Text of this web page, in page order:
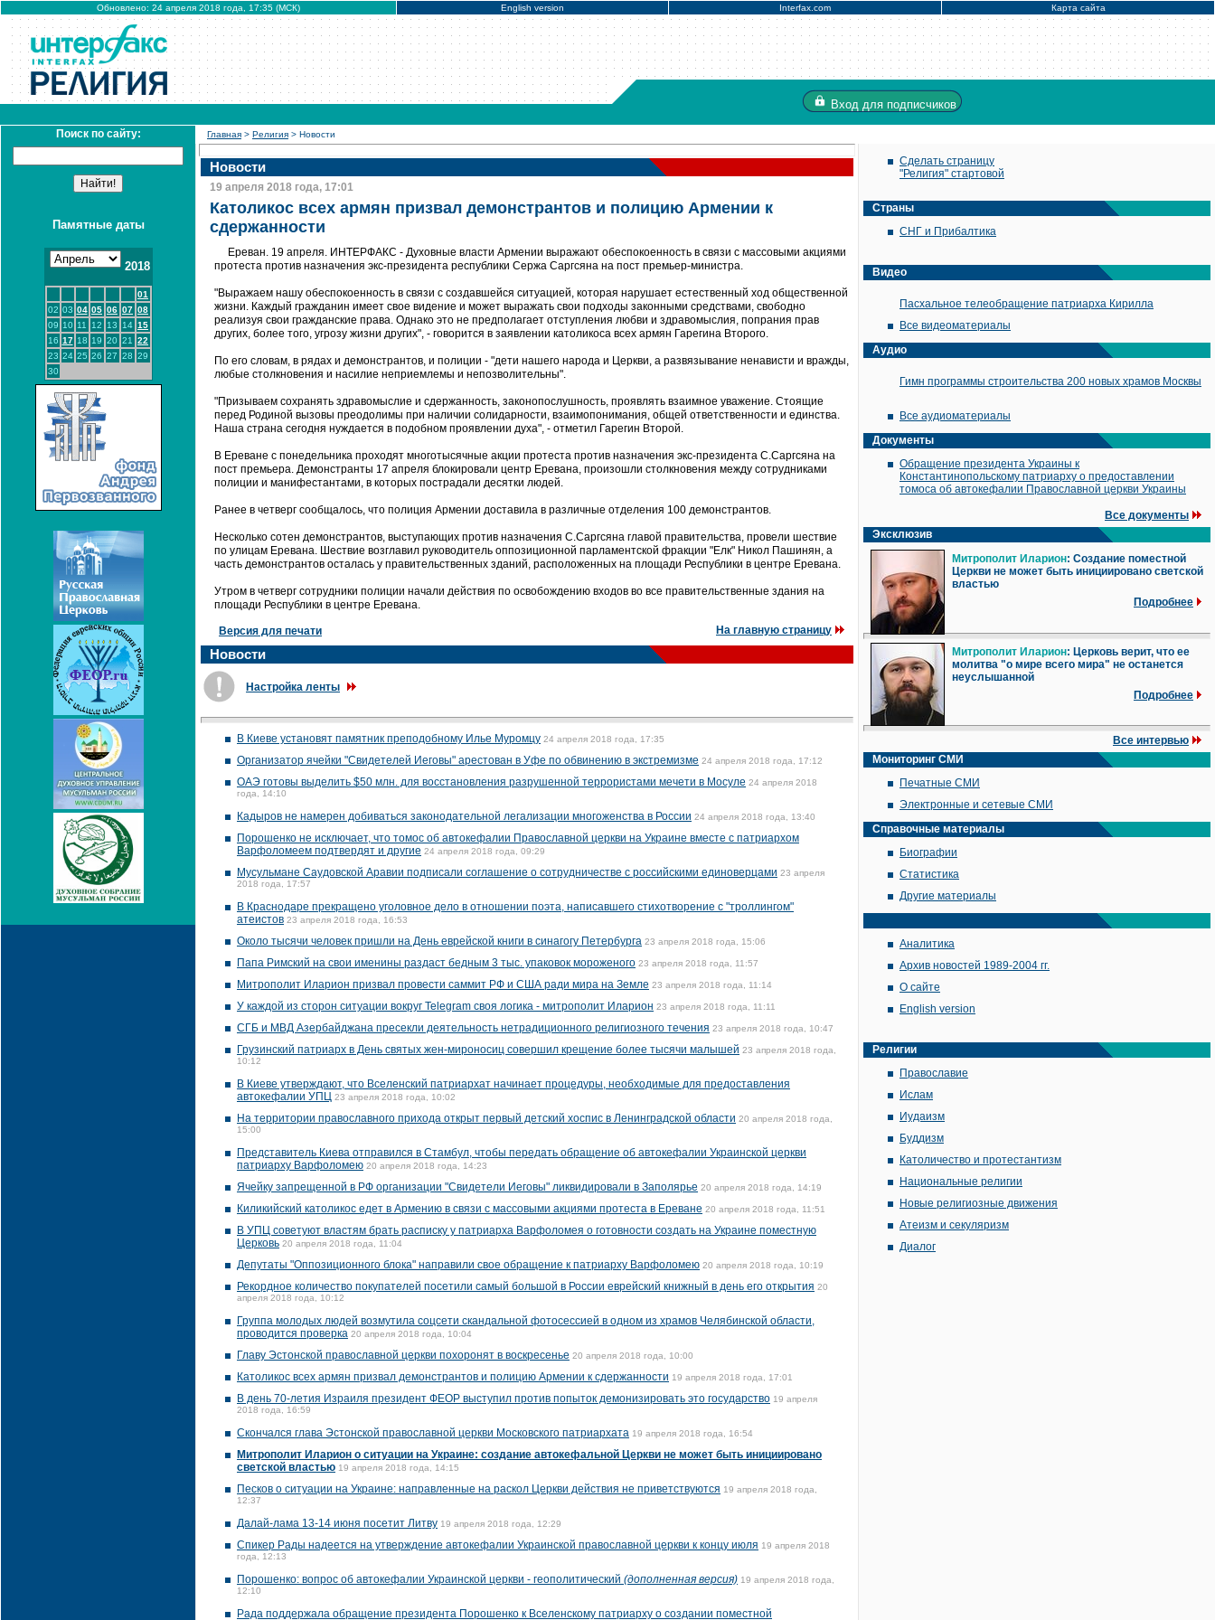
Обновлено: 24 апреля 2018 года, 17:35 (МСК) English version Interfax.com Карта сайта
Вход для подписчиков
Поиск по сайту:
Памятные даты
2018
01
02 03 04 05 06 07 08
09 10 11 12 13 14 15
16 17 18 19 20 21
22
23 24 25 26 27 28 29
30
Главная > Религия > Новости
Новости
19 апреля 2018 года, 17:01
Католикос всех армян призвал демонстрантов и полицию Армении к
сдержанности
Ереван. 19 апреля. ИНТЕРФАКС - Духовные власти Армении выражают обеспокоенность в связи с массовыми акциями
протеста против назначения экс-президента республики Сержа Саргсяна на пост премьер-министра.
"Выражаем нашу обеспокоенность в связи с создавшейся ситуацией, которая нарушает естественный ход общественной
жизни. Каждый гражданин имеет свое видение и может выражать свои подходы законными средствами, свободно
реализуя свои гражданские права. Однако это не предполагает отступления любви и здравомыслия, попрания прав
других, более того, угрозу жизни других", - говорится в заявлении католикоса всех армян Гарегина Второго.
По его словам, в рядах и демонстрантов, и полиции - "дети нашего народа и Церкви, а развязывание ненависти и вражды,
любые столкновения и насилие неприемлемы и непозволительны".
"Призываем сохранять здравомыслие и сдержанность, законопослушность, проявлять взаимное уважение. Стоящие
перед Родиной вызовы преодолимы при наличии солидарности, взаимопонимания, общей ответственности и единства.
Наша страна сегодня нуждается в подобном проявлении духа", - отметил Гарегин Второй.
В Ереване с понедельника проходят многотысячные акции протеста против назначения экс-президента С.Саргсяна на
пост премьера. Демонстранты 17 апреля блокировали центр Еревана, произошли столкновения между сотрудниками
полиции и манифестантами, в которых пострадали десятки людей.
Ранее в четверг сообщалось, что полиция Армении доставила в различные отделения 100 демонстрантов.
Несколько сотен демонстрантов, выступающих против назначения С.Саргсяна главой правительства, провели шествие
по улицам Еревана. Шествие возглавил руководитель оппозиционной парламентской фракции "Елк" Никол Пашинян, а
часть демонстрантов осталась у правительственных зданий, расположенных на площади Республики в центре Еревана.
Утром в четверг сотрудники полиции начали действия по освобождению входов во все правительственные здания на
площади Республики в центре Еревана.
Версия для печати На главную страницу
Новости
Настройка ленты
В Киеве установят памятник преподобному Илье Муромцу 24 апреля 2018 года, 17:35
Организатор ячейки "Свидетелей Иеговы" арестован в Уфе по обвинению в экстремизме 24 апреля 2018 года, 17:12
ОАЭ готовы выделить $50 млн. для восстановления разрушенной террористами мечети в Мосуле 24 апреля 2018
года, 14:10
Кадыров не намерен добиваться законодательной легализации многоженства в России 24 апреля 2018 года, 13:40
Порошенко не исключает, что томос об автокефалии Православной церкви на Украине вместе с патриархом
Варфоломеем подтвердят и другие 24 апреля 2018 года, 09:29
Мусульмане Саудовской Аравии подписали соглашение о сотрудничестве с российскими единоверцами 23 апреля
2018 года, 17:57
В Краснодаре прекращено уголовное дело в отношении поэта, написавшего стихотворение с "троллингом"
атеистов 23 апреля 2018 года, 16:53
Около тысячи человек пришли на День еврейской книги в синагогу Петербурга 23 апреля 2018 года, 15:06
Папа Римский на свои именины раздаст бедным 3 тыс. упаковок мороженого 23 апреля 2018 года, 11:57
Митрополит Иларион призвал провести саммит РФ и США ради мира на Земле 23 апреля 2018 года, 11:14
У каждой из сторон ситуации вокруг Telegram своя логика - митрополит Иларион 23 апреля 2018 года, 11:11
СГБ и МВД Азербайджана пресекли деятельность нетрадиционного религиозного течения 23 апреля 2018 года, 10:47
Грузинский патриарх в День святых жен-мироносиц совершил крещение более тысячи малышей 23 апреля 2018 года,
10:12
В Киеве утверждают, что Вселенский патриархат начинает процедуры, необходимые для предоставления
автокефалии УПЦ 23 апреля 2018 года, 10:02
На территории православного прихода открыт первый детский хоспис в Ленинградской области 20 апреля 2018 года,
15:00
Представитель Киева отправился в Стамбул, чтобы передать обращение об автокефалии Украинской церкви
патриарху Варфоломею 20 апреля 2018 года, 14:23
Ячейку запрещенной в РФ организации "Свидетели Иеговы" ликвидировали в Заполярье 20 апреля 2018 года, 14:19
Киликийский католикос едет в Армению в связи с массовыми акциями протеста в Ереване 20 апреля 2018 года, 11:51
В УПЦ советуют властям брать расписку у патриарха Варфоломея о готовности создать на Украине поместную
Церковь 20 апреля 2018 года, 11:04
Депутаты "Оппозиционного блока" направили свое обращение к патриарху Варфоломею 20 апреля 2018 года, 10:19
Рекордное количество покупателей посетили самый большой в России еврейский книжный в день его открытия 20
апреля 2018 года, 10:12
Группа молодых людей возмутила соцсети скандальной фотосессией в одном из храмов Челябинской области,
проводится проверка 20 апреля 2018 года, 10:04
Главу Эстонской православной церкви похоронят в воскресенье 20 апреля 2018 года, 10:00
Католикос всех армян призвал демонстрантов и полицию Армении к сдержанности 19 апреля 2018 года, 17:01
В день 70-летия Израиля президент ФЕОР выступил против попыток демонизировать это государство 19 апреля
2018 года, 16:59
Скончался глава Эстонской православной церкви Московского патриархата 19 апреля 2018 года, 16:54
Митрополит Иларион о ситуации на Украине: создание автокефальной Церкви не может быть инициировано
светской властью 19 апреля 2018 года, 14:15
Песков о ситуации на Украине: направленные на раскол Церкви действия не приветствуются 19 апреля 2018 года,
12:37
Далай-лама 13-14 июня посетит Литву 19 апреля 2018 года, 12:29
Спикер Рады надеется на утверждение автокефалии Украинской православной церкви к концу июля 19 апреля 2018
года, 12:13
Порошенко: вопрос об автокефалии Украинской церкви - геополитический (дополненная версия) 19 апреля 2018 года,
12:10
Рада поддержала обращение президента Порошенко к Вселенскому патриарху о создании поместной
Сделать страницу
"Религия" стартовой
Страны
СНГ и Прибалтика
Видео
Пасхальное телеобращение патриарха Кирилла
Все видеоматериалы
Аудио
Гимн программы строительства 200 новых храмов Москвы
Все аудиоматериалы
Документы
Обращение президента Украины к
Константинопольскому патриарху о предоставлении
томоса об автокефалии Православной церкви Украины
Все документы
Эксклюзив
Митрополит Иларион: Создание поместной
Церкви не может быть инициировано светской
властью
Подробнее
Митрополит Иларион: Церковь верит, что ее
молитва "о мире всего мира" не останется
неуслышанной
Подробнее
Все интервью
Мониторинг СМИ
Печатные СМИ
Электронные и сетевые СМИ
Справочные материалы
Биографии
Статистика
Другие материалы
Аналитика
Архив новостей 1989-2004 гг.
О сайте
English version
Религии
Православие
Ислам
Иудаизм
Буддизм
Католичество и протестантизм
Национальные религии
Новые религиозные движения
Атеизм и секуляризм
Диалог